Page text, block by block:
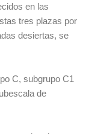
en las
tres plazas por
desiertas, se
C, subgrupo C1
de